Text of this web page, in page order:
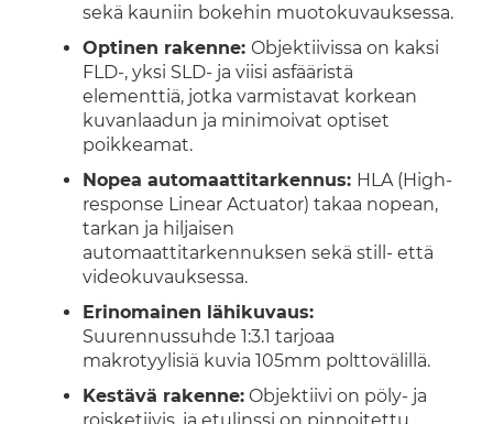
sekä kauniin bokehin muotokuvauksessa.
Optinen rakenne: Objektiivissa on kaksi
FLD-, yksi SLD- ja viisi asfääristä
elementtiä, jotka varmistavat korkean
kuvanlaadun ja minimoivat optiset
poikkeamat.
Nopea automaattitarkennus: HLA (High-
response Linear Actuator) takaa nopean,
tarkan ja hiljaisen
automaattitarkennuksen sekä still- että
videokuvauksessa.
Erinomainen lähikuvaus:
Suurennussuhde 1:3.1 tarjoaa
makrotyylisiä kuvia 105mm polttovälillä.
Kestävä rakenne: Objektiivi on pöly- ja
roisketiivis, ja etulinssi on pinnoitettu